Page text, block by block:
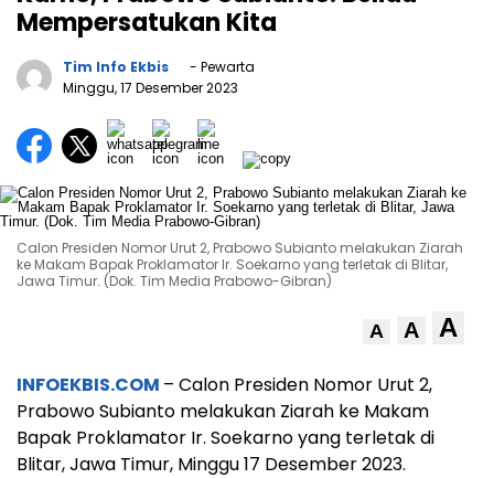
Mempersatukan Kita
Tim Info Ekbis
- Pewarta
Minggu, 17 Desember 2023
Calon Presiden Nomor Urut 2, Prabowo Subianto melakukan Ziarah
ke Makam Bapak Proklamator Ir. Soekarno yang terletak di Blitar,
Jawa Timur. (Dok. Tim Media Prabowo-Gibran)
A A A
INFOEKBIS.COM – Calon Presiden Nomor Urut 2,
Prabowo Subianto melakukan Ziarah ke Makam
Bapak Proklamator Ir. Soekarno yang terletak di
Blitar, Jawa Timur, Minggu 17 Desember 2023.